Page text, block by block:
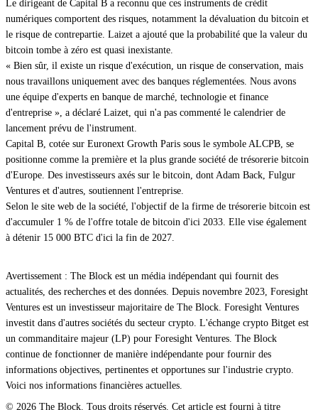
Le dirigeant de Capital B a reconnu que ces instruments de crédit
numériques comportent des risques, notamment la dévaluation du bitcoin et
le risque de contrepartie. Laizet a ajouté que la probabilité que la valeur du
bitcoin tombe à zéro est quasi inexistante.
« Bien sûr, il existe un risque d'exécution, un risque de conservation, mais
nous travaillons uniquement avec des banques réglementées. Nous avons
une équipe d'experts en banque de marché, technologie et finance
d'entreprise », a déclaré Laizet, qui n'a pas commenté le calendrier de
lancement prévu de l'instrument.
Capital B, cotée sur Euronext Growth Paris sous le symbole ALCPB, se
positionne comme la première et la plus grande société de trésorerie bitcoin
d'Europe. Des investisseurs axés sur le bitcoin, dont Adam Back, Fulgur
Ventures et d'autres, soutiennent l'entreprise.
Selon le site web de la société, l'objectif de la firme de trésorerie bitcoin est
d'accumuler 1 % de l'offre totale de bitcoin d'ici 2033. Elle vise également
à détenir 15 000 BTC d'ici la fin de 2027.
Avertissement : The Block est un média indépendant qui fournit des
actualités, des recherches et des données. Depuis novembre 2023, Foresight
Ventures est un investisseur majoritaire de The Block. Foresight Ventures
investit dans d'autres sociétés du secteur crypto. L'échange crypto Bitget est
un commanditaire majeur (LP) pour Foresight Ventures. The Block
continue de fonctionner de manière indépendante pour fournir des
informations objectives, pertinentes et opportunes sur l'industrie crypto.
Voici nos informations financières actuelles.
© 2026 The Block. Tous droits réservés. Cet article est fourni à titre